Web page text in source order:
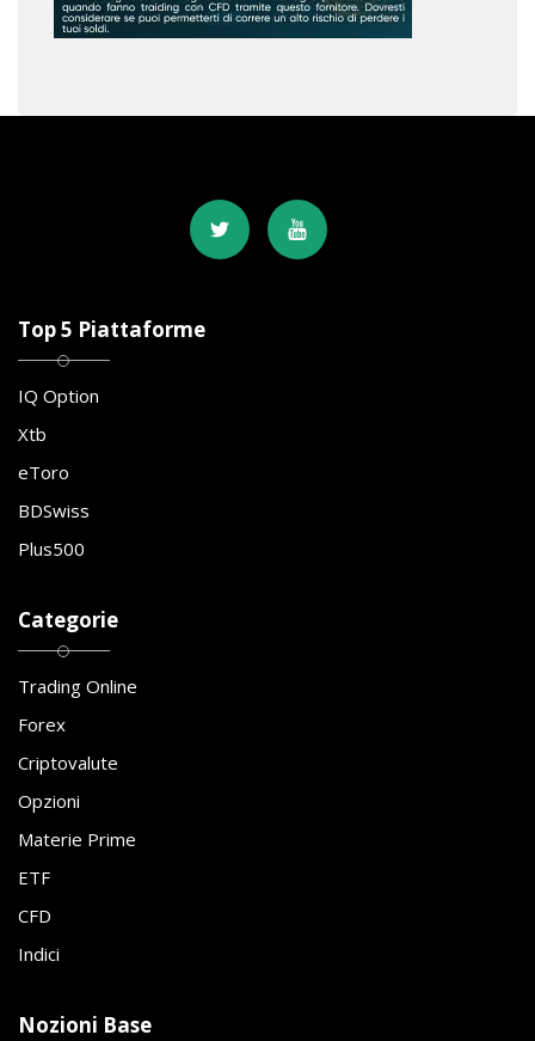
Top 5 Piattaforme
IQ Option
Xtb
eToro
BDSwiss
Plus500
Categorie
Trading Online
Forex
Criptovalute
Opzioni
Materie Prime
ETF
CFD
Indici
Nozioni Base